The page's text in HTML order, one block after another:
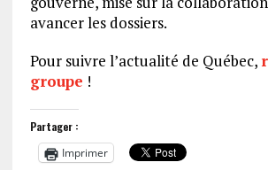
avancer les dossiers.
Pour suivre l’actualité de Québec,
groupe !
Partager :
Imprimer